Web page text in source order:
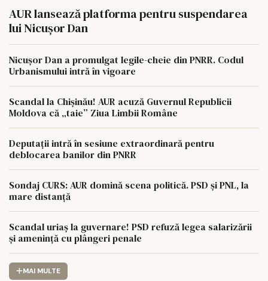
AUR lansează platforma pentru suspendarea
lui Nicușor Dan
Nicușor Dan a promulgat legile-cheie din PNRR. Codul
Urbanismului intră în vigoare
Scandal la Chișinău! AUR acuză Guvernul Republicii
Moldova că „taie” Ziua Limbii Române
Deputații intră în sesiune extraordinară pentru
deblocarea banilor din PNRR
Sondaj CURS: AUR domină scena politică. PSD și PNL, la
mare distanță
Scandal uriaș la guvernare! PSD refuză legea salarizării
și amenință cu plângeri penale
MAI MULTE